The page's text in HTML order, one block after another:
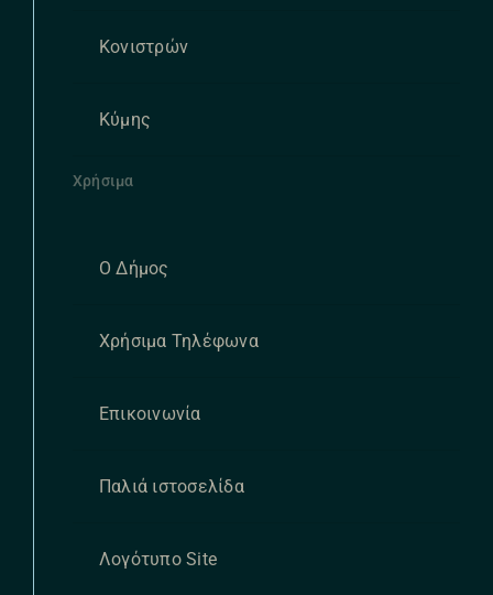
Κονιστρών
Κύμης
Χρήσιμα
Ο Δήμος
Χρήσιμα Τηλέφωνα
Επικοινωνία
Παλιά ιστοσελίδα
Λογότυπο Site